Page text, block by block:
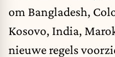
om Bangladesh,
Kosovo, India,
nieuwe regels